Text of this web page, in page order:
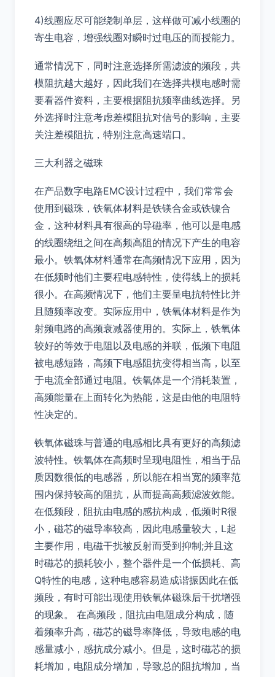
4)线圈应尽可能绕制单层，这样做可减小线圈的
寄生电容，增强线圈对瞬时过电压的而授能力。
通常情况下，同时注意选择所需滤波的频段，共
模阻抗越大越好，因此我们在选择共模电感时需
要看器件资料，主要根据阻抗频率曲线选择。另
外选择时注意考虑差模阻抗对信号的影响，主要
关注差模阻抗，特别注意高速端口。
三大利器之磁珠
在产品数字电路EMC设计过程中，我们常常会
使用到磁珠，铁氧体材料是铁镁合金或铁镍合
金，这种材料具有很高的导磁率，他可以是电感
的线圈绕组之间在高频高阻的情况下产生的电容
最小。铁氧体材料通常在高频情况下应用，因为
在低频时他们主要程电感特性，使得线上的损耗
很小。在高频情况下，他们主要呈电抗特性比并
且随频率改变。实际应用中，铁氧体材料是作为
射频电路的高频衰减器使用的。实际上，铁氧体
较好的等效于电阻以及电感的并联，低频下电阻
被电感短路，高频下电感阻抗变得相当高，以至
于电流全部通过电阻。铁氧体是一个消耗装置，
高频能量在上面转化为热能，这是由他的电阻特
性决定的。
铁氧体磁珠与普通的电感相比具有更好的高频滤
波特性。铁氧体在高频时呈现电阻性，相当于品
质因数很低的电感器，所以能在相当宽的频率范
围内保持较高的阻抗，从而提高高频滤波效能。
在低频段，阻抗由电感的感抗构成，低频时R很
小，磁芯的磁导率较高，因此电感量较大，L起
主要作用，电磁干扰被反射而受到抑制;并且这
时磁芯的损耗较小，整个器件是一个低损耗、高
Q特性的电感，这种电感容易造成谐振因此在低
频段，有时可能出现使用铁氧体磁珠后干扰增强
的现象。 在高频段，阻抗由电阻成分构成，随
着频率升高，磁芯的磁导率降低，导致电感的电
感量减小，感抗成分减小。但是，这时磁芯的损
耗增加，电阻成分增加，导致总的阻抗增加，当